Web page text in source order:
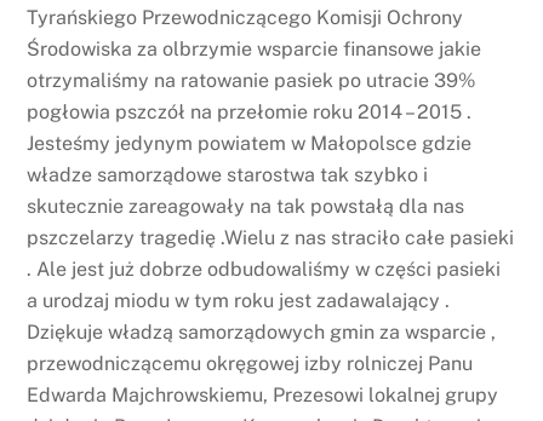
Tyrańskiego Przewodniczącego Komisji Ochrony
Środowiska za olbrzymie wsparcie finansowe jakie
otrzymaliśmy na ratowanie pasiek po utracie 39%
pogłowia pszczół na przełomie roku 2014 – 2015 .
Jesteśmy jedynym powiatem w Małopolsce gdzie
władze samorządowe starostwa tak szybko i
skutecznie zareagowały na tak powstałą dla nas
pszczelarzy tragedię .Wielu z nas straciło całe pasieki
. Ale jest już dobrze odbudowaliśmy w części pasieki
a urodzaj miodu w tym roku jest zadawalający .
Dziękuje władzą samorządowych gmin za wsparcie ,
przewodniczącemu okręgowej izby rolniczej Panu
Edwarda Majchrowskiemu, Prezesowi lokalnej grupy